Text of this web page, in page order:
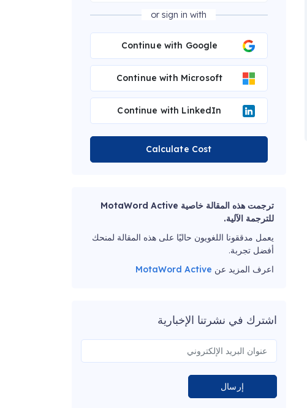
or sign in with
Continue with Google
Continue with Microsoft
Continue with LinkedIn
Calculate Cost
ترجمت هذه المقالة خاصية MotaWord Active
للترجمة الآلية.
يعمل مدققونا اللغويون حاليًا على هذه المقالة لمنحك
أفضل تجربة.
اعرف المزيد عن MotaWord Active
اشترك في نشرتنا الإخبارية
إرسال